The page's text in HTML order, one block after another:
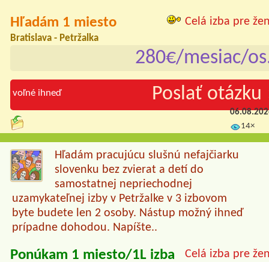
Celá izba pre
Hľadám 1 miesto
Bratislava - Petržalka
280€/mesiac/
voľné ihneď Poslať otázku
14×
Hľadám pracujúcu slušnú nefajčiarku
slovenku bez zvierat a detí do
samostatnej nepriechodnej
uzamykateľnej izby v Petržalke v 3 izbovom
byte budete len 2 osoby. Nástup možný ihneď
prípadne dohodou. Napíšte..
Celá izba pre
Ponúkam 1 miesto/1L izba